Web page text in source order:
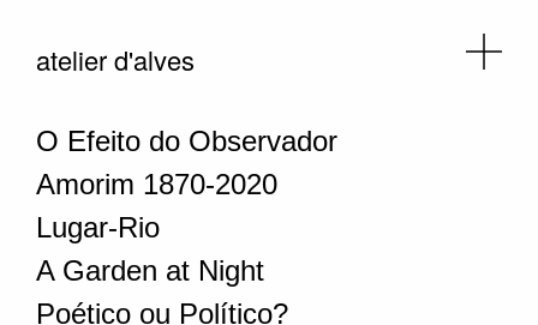
atelier d'alves
O Efeito do Observador
Amorim 1870-2020
Lugar-Rio
A Garden at Night
Poético ou Político?